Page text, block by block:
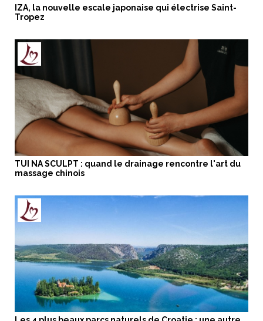
IZA, la nouvelle escale japonaise qui électrise Saint-
Tropez
TUI NA SCULPT : quand le drainage rencontre l'art du
massage chinois